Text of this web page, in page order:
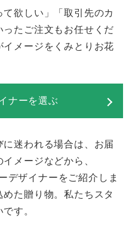
て欲しい」「取引先のカ
たご注文もお任せくだ
メージをくみとりお花
ナーを選ぶ
迷われる場合は、お届
メージなどから、
デザイナーをご紹介しま
た贈り物。私たちスタ
す。